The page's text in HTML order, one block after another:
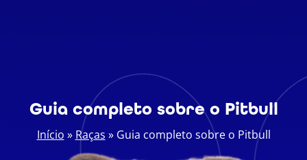
Guia completo sobre o Pitbull
Início » Raças » Guia completo sobre o Pitbull